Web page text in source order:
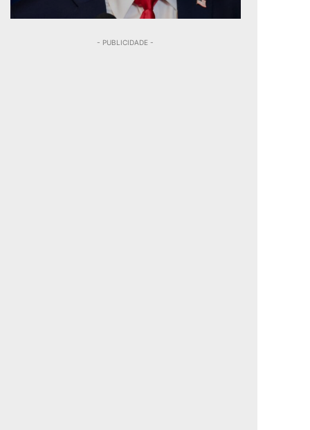
- PUBLICIDADE -